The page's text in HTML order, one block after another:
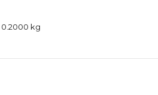
0.2000 kg